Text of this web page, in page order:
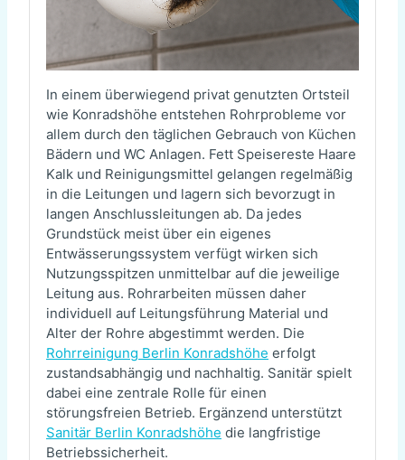
In einem überwiegend privat genutzten Ortsteil
wie Konradshöhe entstehen Rohrprobleme vor
allem durch den täglichen Gebrauch von Küchen
Bädern und WC Anlagen. Fett Speisereste Haare
Kalk und Reinigungsmittel gelangen regelmäßig
in die Leitungen und lagern sich bevorzugt in
langen Anschlussleitungen ab. Da jedes
Grundstück meist über ein eigenes
Entwässerungssystem verfügt wirken sich
Nutzungsspitzen unmittelbar auf die jeweilige
Leitung aus. Rohrarbeiten müssen daher
individuell auf Leitungsführung Material und
Alter der Rohre abgestimmt werden. Die
Rohrreinigung Berlin Konradshöhe erfolgt
zustandsabhängig und nachhaltig. Sanitär spielt
dabei eine zentrale Rolle für einen
störungsfreien Betrieb. Ergänzend unterstützt
Sanitär Berlin Konradshöhe die langfristige
Betriebssicherheit.